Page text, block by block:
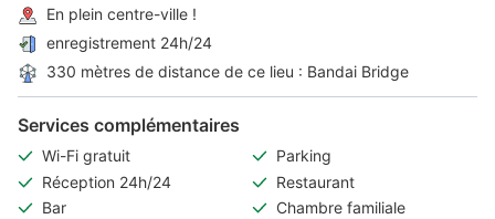
En plein centre-ville !
enregistrement 24h/24
330 mètres de distance de ce lieu : Bandai Bridge
Services complémentaires
Wi-Fi gratuit
Parking
Réception 24h/24
Restaurant
Bar
Chambre familiale